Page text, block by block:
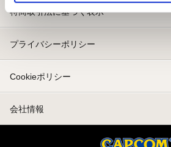
特商取引法に基づく表示
プライバシーポリシー
Cookieポリシー
会社情報